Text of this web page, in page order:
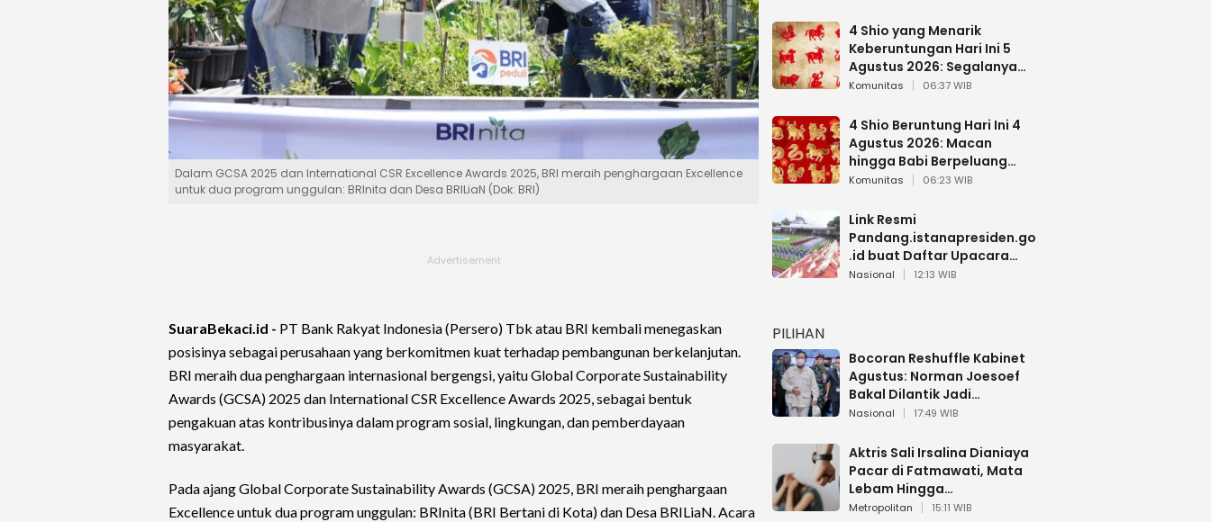
Dalam GCSA 2025 dan International CSR Excellence Awards 2025, BRI meraih penghargaan Excellence
untuk dua program unggulan: BRInita dan Desa BRILiaN (Dok: BRI)
SuaraBekaci.id - PT Bank Rakyat Indonesia (Persero) Tbk atau BRI kembali menegaskan
posisinya sebagai perusahaan yang berkomitmen kuat terhadap pembangunan berkelanjutan.
BRI meraih dua penghargaan internasional bergengsi, yaitu Global Corporate Sustainability
Awards (GCSA) 2025 dan International CSR Excellence Awards 2025, sebagai bentuk
pengakuan atas kontribusinya dalam program sosial, lingkungan, dan pemberdayaan
masyarakat.
Pada ajang Global Corporate Sustainability Awards (GCSA) 2025, BRI meraih penghargaan
Excellence untuk dua program unggulan: BRInita (BRI Bertani di Kota) dan Desa BRILiaN. Acara
4 Shio yang Menarik
Keberuntungan Hari Ini 5
Agustus 2026: Segalanya
Berjalan Lancar
Komunitas 06:37 WIB
4 Shio Beruntung Hari Ini 4
Agustus 2026: Macan
hingga Babi Berpeluang
Dapat Kabar Baik
Komunitas 06:23 WIB
Link Resmi
Pandang.istanapresiden.go
.id buat Daftar Upacara
Bendera HUT RI di Istana
Nasional 12:13 WIB
PILIHAN
Bocoran Reshuffle Kabinet
Agustus: Norman Joesoef
Bakal Dilantik Jadi
Wamenhan RI
Nasional 17:49 WIB
Aktris Sali Irsalina Dianiaya
Pacar di Fatmawati, Mata
Lebam Hingga
Diselamatkan Polantas
Metropolitan 15:11 WIB